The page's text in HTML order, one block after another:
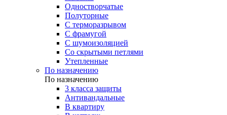
Одностворчатые
Полуторные
С терморазрывом
С фрамугой
С шумоизоляцией
Со скрытыми петлями
Утепленные
По назначению
По назначению
3 класса защиты
Антивандальные
В квартиру